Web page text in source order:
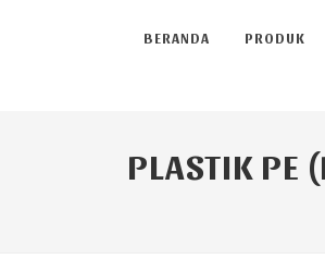
BERANDA PRODUK
PLASTIK PE